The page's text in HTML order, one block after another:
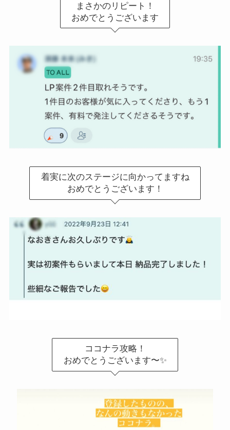
まさかのリピート！
おめでとうございます
着実に次のステージに向かってますね
おめでとうございます！
ココナラ攻略！
おめでとうございます〜✨